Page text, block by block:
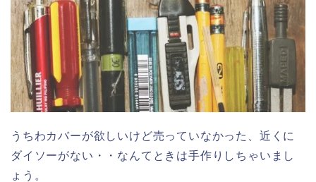
うちわカバーが欲しいけど売っていなかった、近くに
ダイソーがない・・なんてときは手作りしちゃいまし
ょう。